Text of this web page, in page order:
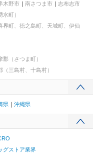
木野市 南さつま市
志布志市
水町）
界町、徳之島町、天城町、伊仙
郡（さつま町）
（三島村、十島村）
県 沖縄県
グストア業界